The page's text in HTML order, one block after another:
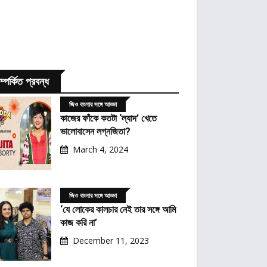
প্রবন্ধ
জিও বাংলার সঙ্গে আড্ডা
কাজের ফাঁকে কতটা ‘ল্যাদ’ খেতে
ভালোবাসেন লগ্নজিতা?
March 4, 2024
জিও বাংলার সঙ্গে আড্ডা
‘যে লোকের কালচার নেই তার সঙ্গে আমি
কাজ করি না’
December 11, 2023